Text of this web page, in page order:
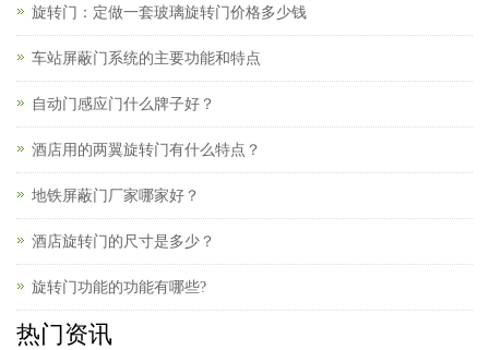
旋转门：定做一套玻璃旋转门价格多少钱
车站屏蔽门系统的主要功能和特点
自动门感应门什么牌子好？
酒店用的两翼旋转门有什么特点？
地铁屏蔽门厂家哪家好？
酒店旋转门的尺寸是多少？
旋转门功能的功能有哪些?
热门资讯